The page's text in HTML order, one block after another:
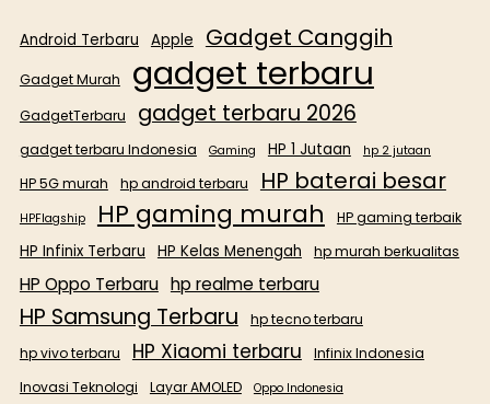
Android Terbaru Apple Gadget Canggih
Gadget Murah gadget terbaru
GadgetTerbaru gadget terbaru 2026
gadget terbaru Indonesia Gaming HP 1 Jutaan hp 2 jutaan
HP 5G murah hp android terbaru HP baterai besar
HPFlagship HP gaming murah HP gaming terbaik
HP Infinix Terbaru HP Kelas Menengah hp murah berkualitas
HP Oppo Terbaru hp realme terbaru
HP Samsung Terbaru
hp tecno terbaru
hp vivo terbaru
HP Xiaomi terbaru
Infinix Indonesia
Inovasi Teknologi
Layar AMOLED Oppo Indonesia